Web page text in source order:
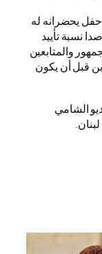
يحضرانه له
نسبة تأييد
والمتابعين
قبل أن يكون
‏الشامي